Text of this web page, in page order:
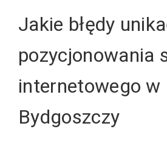
Jakie błędy
pozycjonowania
internetowego w
Bydgoszczy